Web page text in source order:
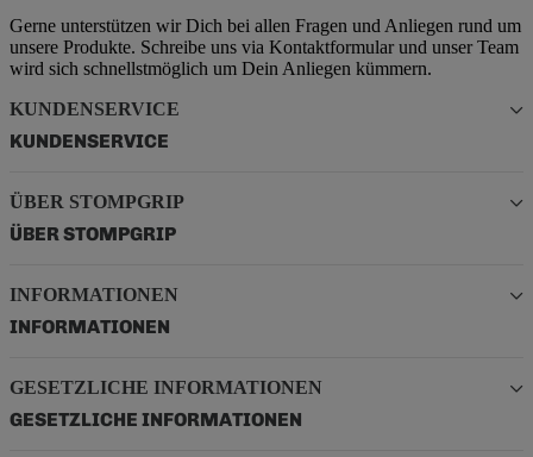
Gerne unterstützen wir Dich bei allen Fragen und Anliegen rund um
unsere Produkte. Schreibe uns via Kontaktformular und unser Team
wird sich schnellstmöglich um Dein Anliegen kümmern.
KUNDENSERVICE
KUNDENSERVICE
ÜBER STOMPGRIP
ÜBER STOMPGRIP
INFORMATIONEN
INFORMATIONEN
GESETZLICHE INFORMATIONEN
GESETZLICHE INFORMATIONEN